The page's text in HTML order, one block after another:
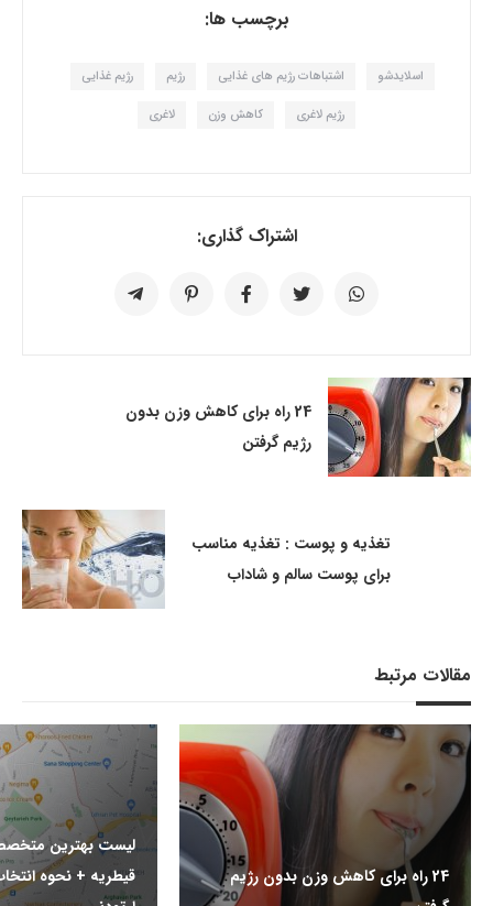
برچسب ها:
اسلایدشو اشتباهات رژیم های غذایی رژیم رژیم غذایی
رژیم لاغری کاهش وزن لاغری
اشتراک گذاری:
24 راه برای کاهش وزن بدون
رژیم گرفتن
تغذیه و پوست : تغذیه مناسب
برای پوست سالم و شاداب
مقالات مرتبط
24 راه برای کاهش وزن بدون رژیم
لیست بهترین
قیطریه + نحوه